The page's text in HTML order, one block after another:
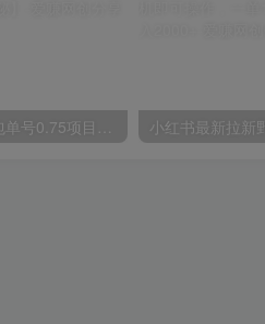
无限接码撸红包单号0.75项目无偿分享给你【揭秘】